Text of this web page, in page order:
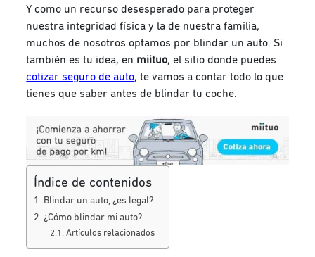
Y como un recurso desesperado para proteger
nuestra integridad física y la de nuestra familia,
muchos de nosotros optamos por blindar un auto. Si
también es tu idea, en miituo, el sitio donde puedes
cotizar seguro de auto, te vamos a contar todo lo que
tienes que saber antes de blindar tu coche.
Índice de contenidos
Blindar un auto, ¿es legal?
¿Cómo blindar mi auto?
Artículos relacionados